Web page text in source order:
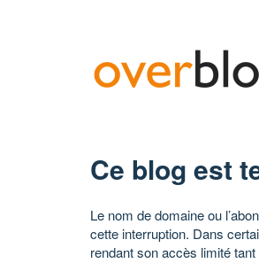
Ce blog est
Le nom de domaine ou
cette interruption. Dans
rendant son accès limité tant